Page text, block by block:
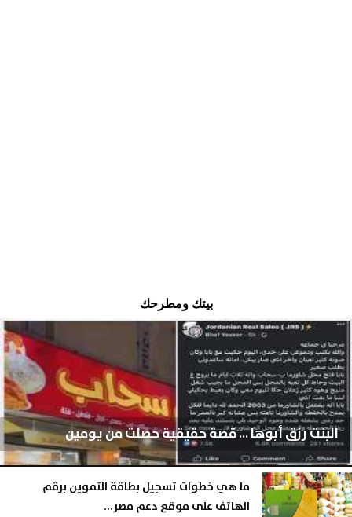
بيتك ومطرحك
البنت رزق أبوها ... قصة حقيقية حصلت من يومين
الثلاثاء، 30 أغسطس 2022 03:47 صـ
ما هي خطوات تسجيل بطاقة التموين برقم
الهاتف على موقع دعم مصر...